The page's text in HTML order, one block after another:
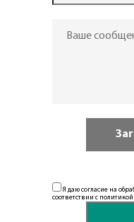
Я даю согласие на
соответствии с